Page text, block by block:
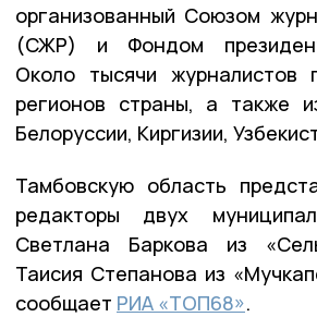
организованный Союзом
(СЖР) и Фондом
Около тысячи журналистов
регионов страны, а также
Белоруссии, Киргизии,
Тамбовскую область
редакторы двух
Светлана Баркова из
Таисия Степанова из
сообщает РИА «ТОП68».